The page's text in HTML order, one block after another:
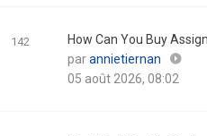
142
How Can You Buy
parannietiernan
05 août 2026, 08:02